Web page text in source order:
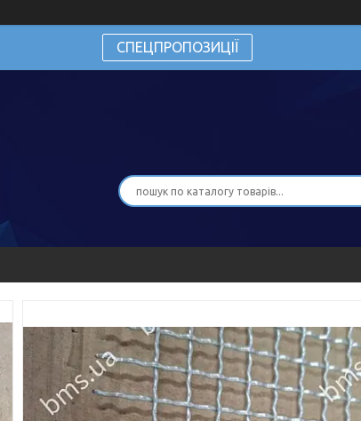
СПЕЦПРОПОЗИЦІЇ